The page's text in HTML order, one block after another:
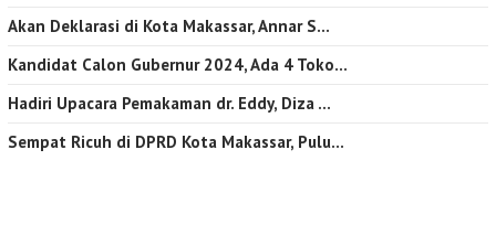
Akan Deklarasi di Kota Makassar, Annar S…
Kandidat Calon Gubernur 2024, Ada 4 Toko…
Hadiri Upacara Pemakaman dr. Eddy, Diza …
Sempat Ricuh di DPRD Kota Makassar, Pulu…